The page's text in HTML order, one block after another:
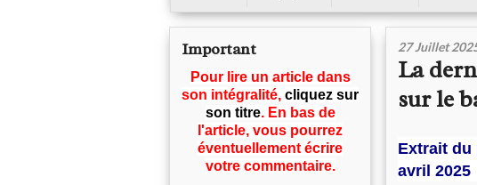
Important
Pour lire un article dans
son intégralité, cliquez sur
son titre. En bas de
l'article, vous pourrez
éventuellement écrire
votre commentaire.
27 Juillet
La
sur le
Extrait du
avril 2025